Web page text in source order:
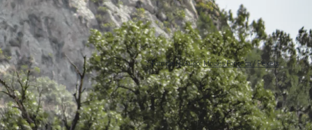
Foto de Hidalgo:Moisés Fonseca / Pexels